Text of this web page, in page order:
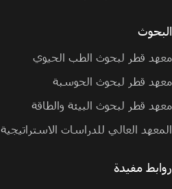
البحوث
معهد قطر لبحوث الطب الحيوي
معهد قطر لبحوث الحوسبة
معهد قطر لبحوث البيئة والطاقة
المعهد العالي للدراسات الاستراتيجية
روابط مفيدة